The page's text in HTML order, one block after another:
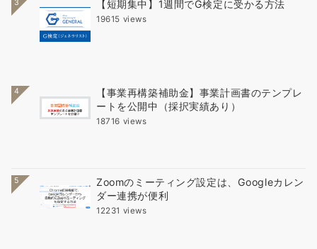
3 【短期集中】1週間でG検定に受かる方法
19615 views
4
【事業再構築補助金】事業計画書のテンプレ
ートを公開中（採択実績あり）
18716 views
5
Zoomのミーティング設定は、Googleカレン
ダー連携が便利
12231 views